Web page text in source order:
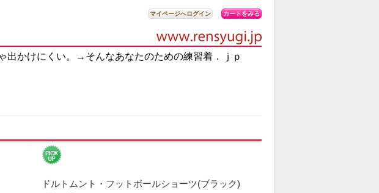
マイページへログイン カートをみる
出かけにくい。→そんなあなたのための練習着．ｊｐ
ドルトムント・フットボールショーツ(ブラック)